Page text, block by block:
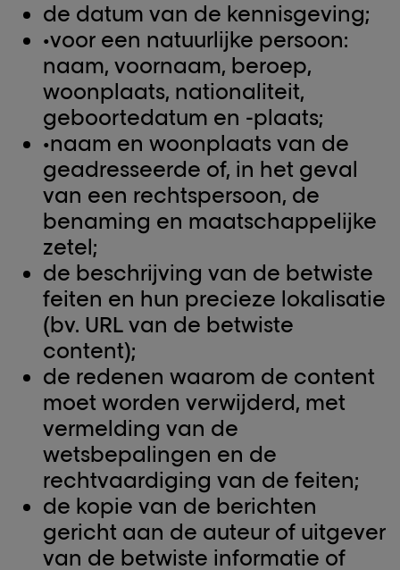
de datum van de kennisgeving;
•voor een natuurlijke persoon:
naam, voornaam, beroep,
woonplaats, nationaliteit,
geboortedatum en -plaats;
•naam en woonplaats van de
geadresseerde of, in het geval
van een rechtspersoon, de
benaming en maatschappelijke
zetel;
de beschrijving van de betwiste
feiten en hun precieze lokalisatie
(bv. URL van de betwiste
content);
de redenen waarom de content
moet worden verwijderd, met
vermelding van de
wetsbepalingen en de
rechtvaardiging van de feiten;
de kopie van de berichten
gericht aan de auteur of uitgever
van de betwiste informatie of